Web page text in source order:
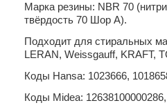
Марка резины: NBR 70
твёрдость 70 Шор А).
Подходит для стиральных
LERAN, Weissgauff, KRAFT,
Коды Hansa: 1023666,
Коды Midea: